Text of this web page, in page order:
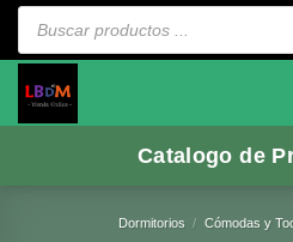
Saltar
Búsqueda
productos
Catalogo de
Dormitorios / Cómodas y